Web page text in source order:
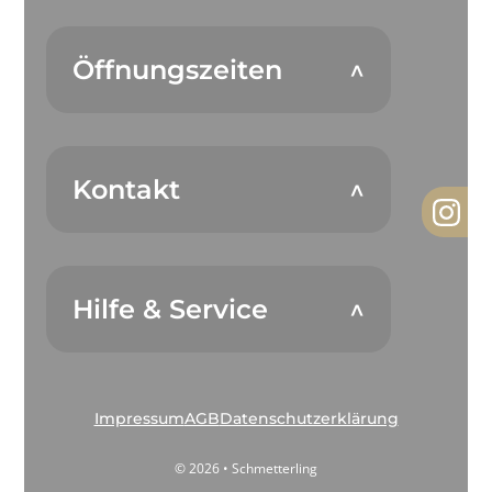
Öffnungszeiten
Kontakt
Hilfe & Service
ImpressumAGBDatenschutzerklärung
© 2026 • Schmetterling